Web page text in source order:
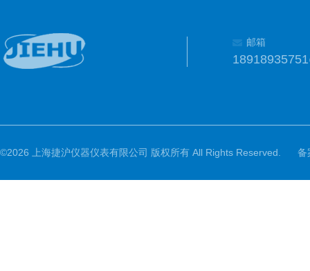
邮箱
©2026 上海捷沪仪器仪表有限公司 版权所有 All Rights Reserved. 备